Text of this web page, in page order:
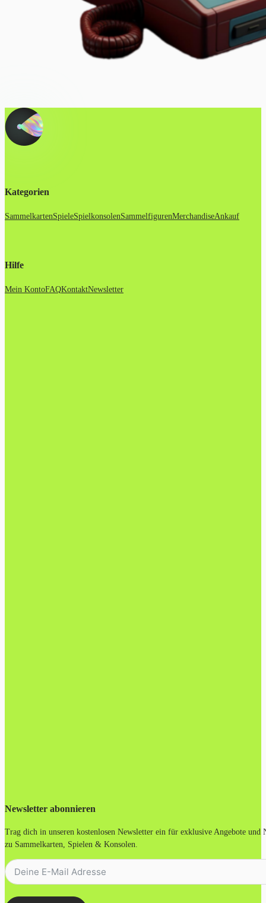
Kategorien
SammelkartenSpieleSpielkonsolenSammelfigurenMerchandiseAnkauf
Hilfe
Mein KontoFAQKontaktNewsletter
Newsletter abonnieren
Trag dich in unseren kostenlosen Newsletter ein für exklusive Angebote und
zu Sammelkarten, Spielen & Konsolen.